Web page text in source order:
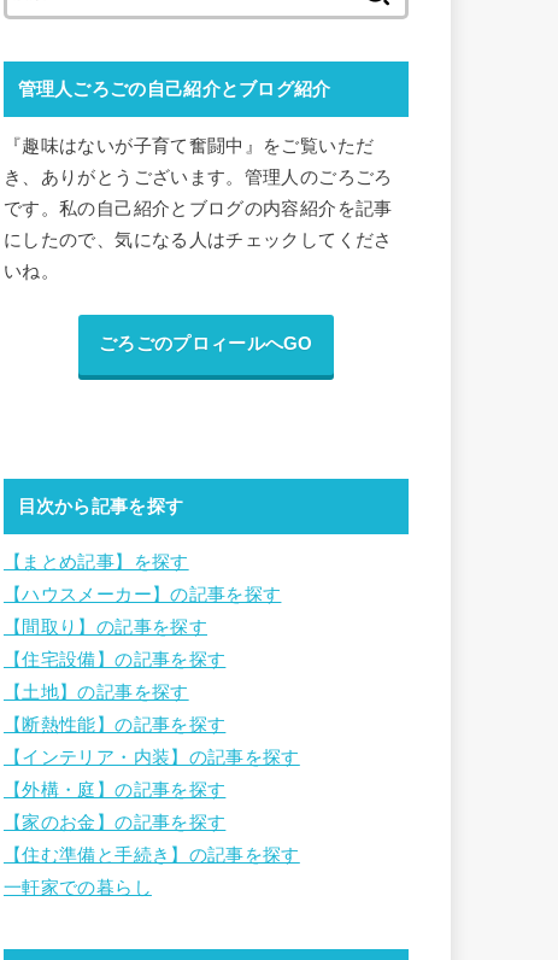
索
管理人ごろごの自己紹介とブログ紹介
『趣味はないが子育て奮闘中』をご覧いただ
き、ありがとうございます。管理人のごろごろ
です。私の自己紹介とブログの内容紹介を記事
にしたので、気になる人はチェックしてくださ
いね。
ごろごのプロィールへGO
目次から記事を探す
【まとめ記事】を探す
【ハウスメーカー】の記事を探す
【間取り】の記事を探す
【住宅設備】の記事を探す
【土地】の記事を探す
【断熱性能】の記事を探す
【インテリア・内装】の記事を探す
【外構・庭】の記事を探す
【家のお金】の記事を探す
【住む準備と手続き】の記事を探す
一軒家での暮らし